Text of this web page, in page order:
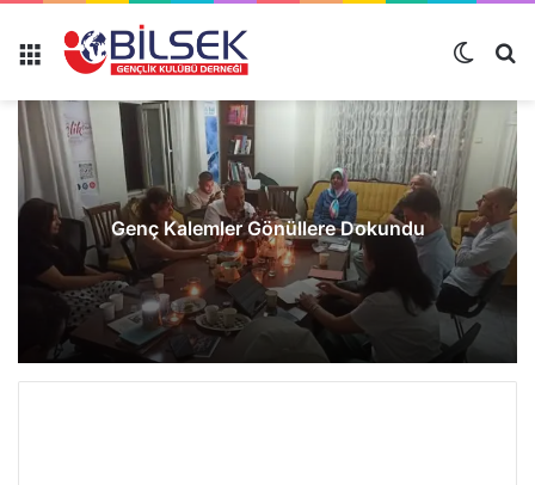
Genç Kalemler Gönüllere Dokundu